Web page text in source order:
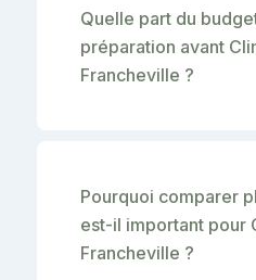
Quelle part du
préparation avant
Francheville ?
Pourquoi comparer
est-il important pour
Francheville ?